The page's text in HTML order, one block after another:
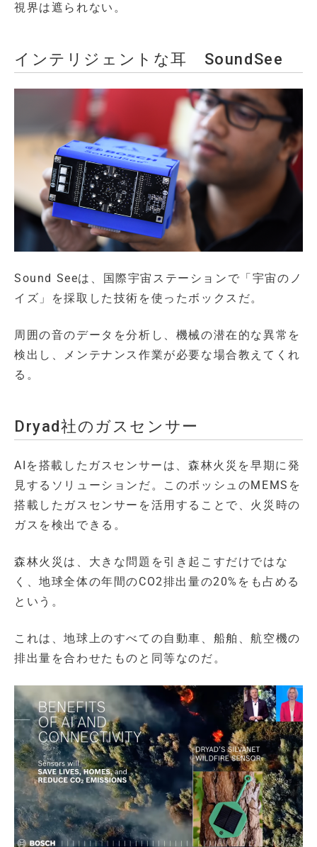
視界は遮られない。
インテリジェントな耳 SoundSee
Sound Seeは、国際宇宙ステーションで「宇宙のノ
イズ」を採取した技術を使ったボックスだ。
周囲の音のデータを分析し、機械の潜在的な異常を
検出し、メンテナンス作業が必要な場合教えてくれ
る。
Dryad社のガスセンサー
AIを搭載したガスセンサーは、森林火災を早期に発
見するソリューションだ。このボッシュのMEMSを
搭載したガスセンサーを活用することで、火災時の
ガスを検出できる。
森林火災は、大きな問題を引き起こすだけではな
く、地球全体の年間のCO2排出量の20%をも占める
という。
これは、地球上のすべての自動車、船舶、航空機の
排出量を合わせたものと同等なのだ。